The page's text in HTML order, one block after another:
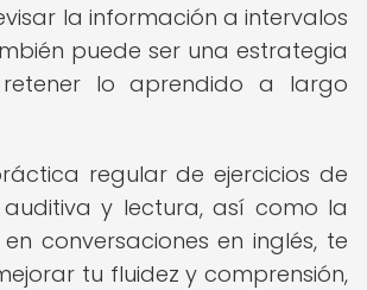
la información a intervalos
puede ser una estrategia
lo aprendido a largo
regular de ejercicios de
y lectura, así como la
conversaciones en inglés, te
tu fluidez y comprensión,